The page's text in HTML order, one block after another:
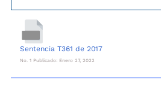
Sentencia T361 de 2017
No. 1 Publicado: Enero 27, 2022